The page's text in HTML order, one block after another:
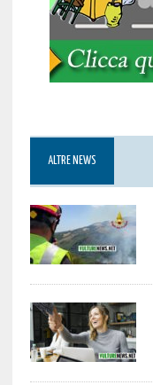
ALTRE NEWS